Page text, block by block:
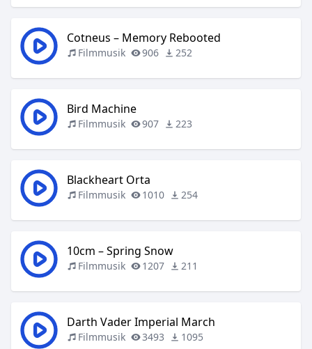
Cotneus – Memory Rebooted
Filmmusik 906 252
Bird Machine
Filmmusik 907 223
Blackheart Orta
Filmmusik 1010 254
10cm – Spring Snow
Filmmusik 1207 211
Darth Vader Imperial March
Filmmusik 3493 1095